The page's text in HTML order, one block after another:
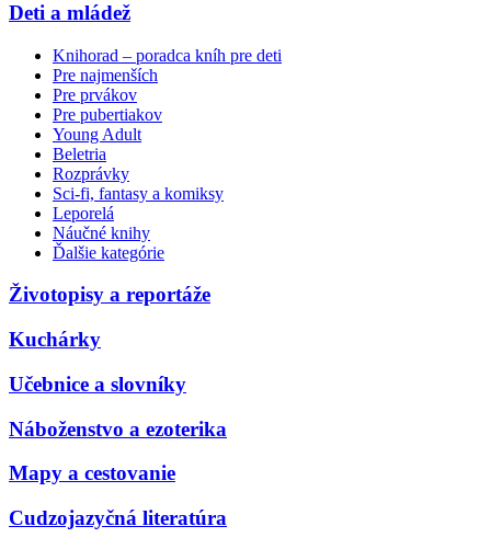
Deti a mládež
Knihorad – poradca kníh pre deti
Pre najmenších
Pre prvákov
Pre pubertiakov
Young Adult
Beletria
Rozprávky
Sci-fi, fantasy a komiksy
Leporelá
Náučné knihy
Ďalšie kategórie
Životopisy a reportáže
Kuchárky
Učebnice a slovníky
Náboženstvo a ezoterika
Mapy a cestovanie
Cudzojazyčná literatúra